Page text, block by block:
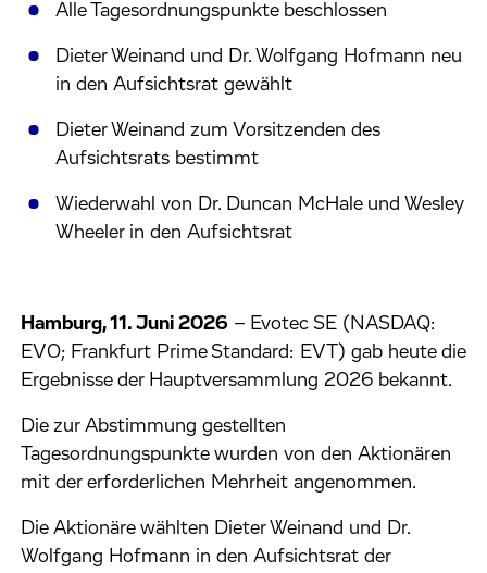
Alle Tagesordnungspunkte beschlossen
Dieter Weinand und Dr. Wolfgang Hofmann neu
in den Aufsichtsrat gewählt
Dieter Weinand zum Vorsitzenden des
Aufsichtsrats bestimmt
Wiederwahl von Dr. Duncan McHale und Wesley
Wheeler in den Aufsichtsrat
Hamburg, 11. Juni 2026 – Evotec SE (NASDAQ:
EVO; Frankfurt Prime Standard: EVT) gab heute die
Ergebnisse der Hauptversammlung 2026 bekannt.
Die zur Abstimmung gestellten
Tagesordnungspunkte wurden von den Aktionären
mit der erforderlichen Mehrheit angenommen.
Die Aktionäre wählten Dieter Weinand und Dr.
Wolfgang Hofmann in den Aufsichtsrat der